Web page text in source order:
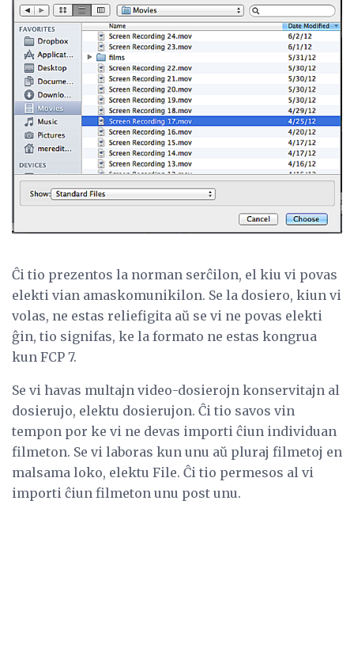
Ĉi tio prezentos la norman serĉilon, el kiu vi povas
elekti vian amaskomunikilon. Se la dosiero, kiun vi
volas, ne estas reliefigita aŭ se vi ne povas elekti
ĝin, tio signifas, ke la formato ne estas kongrua
kun FCP 7.
Se vi havas multajn video-dosierojn konservitajn al
dosierujo, elektu dosierujon. Ĉi tio savos vin
tempon por ke vi ne devas importi ĉiun individuan
filmeton. Se vi laboras kun unu aŭ pluraj filmetoj en
malsama loko, elektu File. Ĉi tio permesos al vi
importi ĉiun filmeton unu post unu.